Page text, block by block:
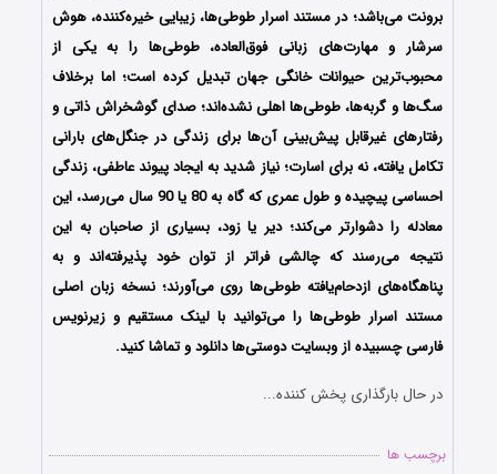
برونتمی‌باشد؛در مستند اسرار طوطی‌ها، زیبایی خیره‌کننده، هوش
سرشار و مهارت‌های زبانی فوق‌العاده، طوطی‌ها را به یکی از
محبوب‌ترین حیوانات خانگی جهان تبدیل کرده است؛ اما برخلاف
سگ‌ها و گربه‌ها، طوطی‌ها اهلی نشده‌اند؛ صدای گوشخراش ذاتی و
رفتارهای غیرقابل پیش‌بینی آن‌ها برای زندگی در جنگل‌های بارانی
تکامل یافته، نه برای اسارت؛ نیاز شدید به ایجاد پیوند عاطفی، زندگی
احساسی پیچیده و طول عمری که گاه به 80 یا 90 سال می‌رسد، این
معادله را دشوارتر می‌کند؛ دیر یا زود، بسیاری از صاحبان به این
نتیجه می‌رسند که چالشی فراتر از توان خود پذیرفته‌اند و به
پناهگاه‌های ازدحام‌یافته طوطی‌ها روی می‌آورند؛نسخه زبان اصلی
مستند اسرار طوطی‌ها را می‌توانید با لینک مستقیم و زیرنویس
فارسی چسبیده از وبسایت دوستی‌ها دانلود و تماشا کنید.
در حال بارگذاری پخش کننده...
برچسب ها